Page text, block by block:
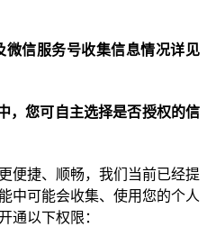
微信服务号收集信息情况详见
，您可自主选择是否授权的信
便捷、顺畅，我们当前已经提
中可能会收集、使用您的个人
通以下权限：